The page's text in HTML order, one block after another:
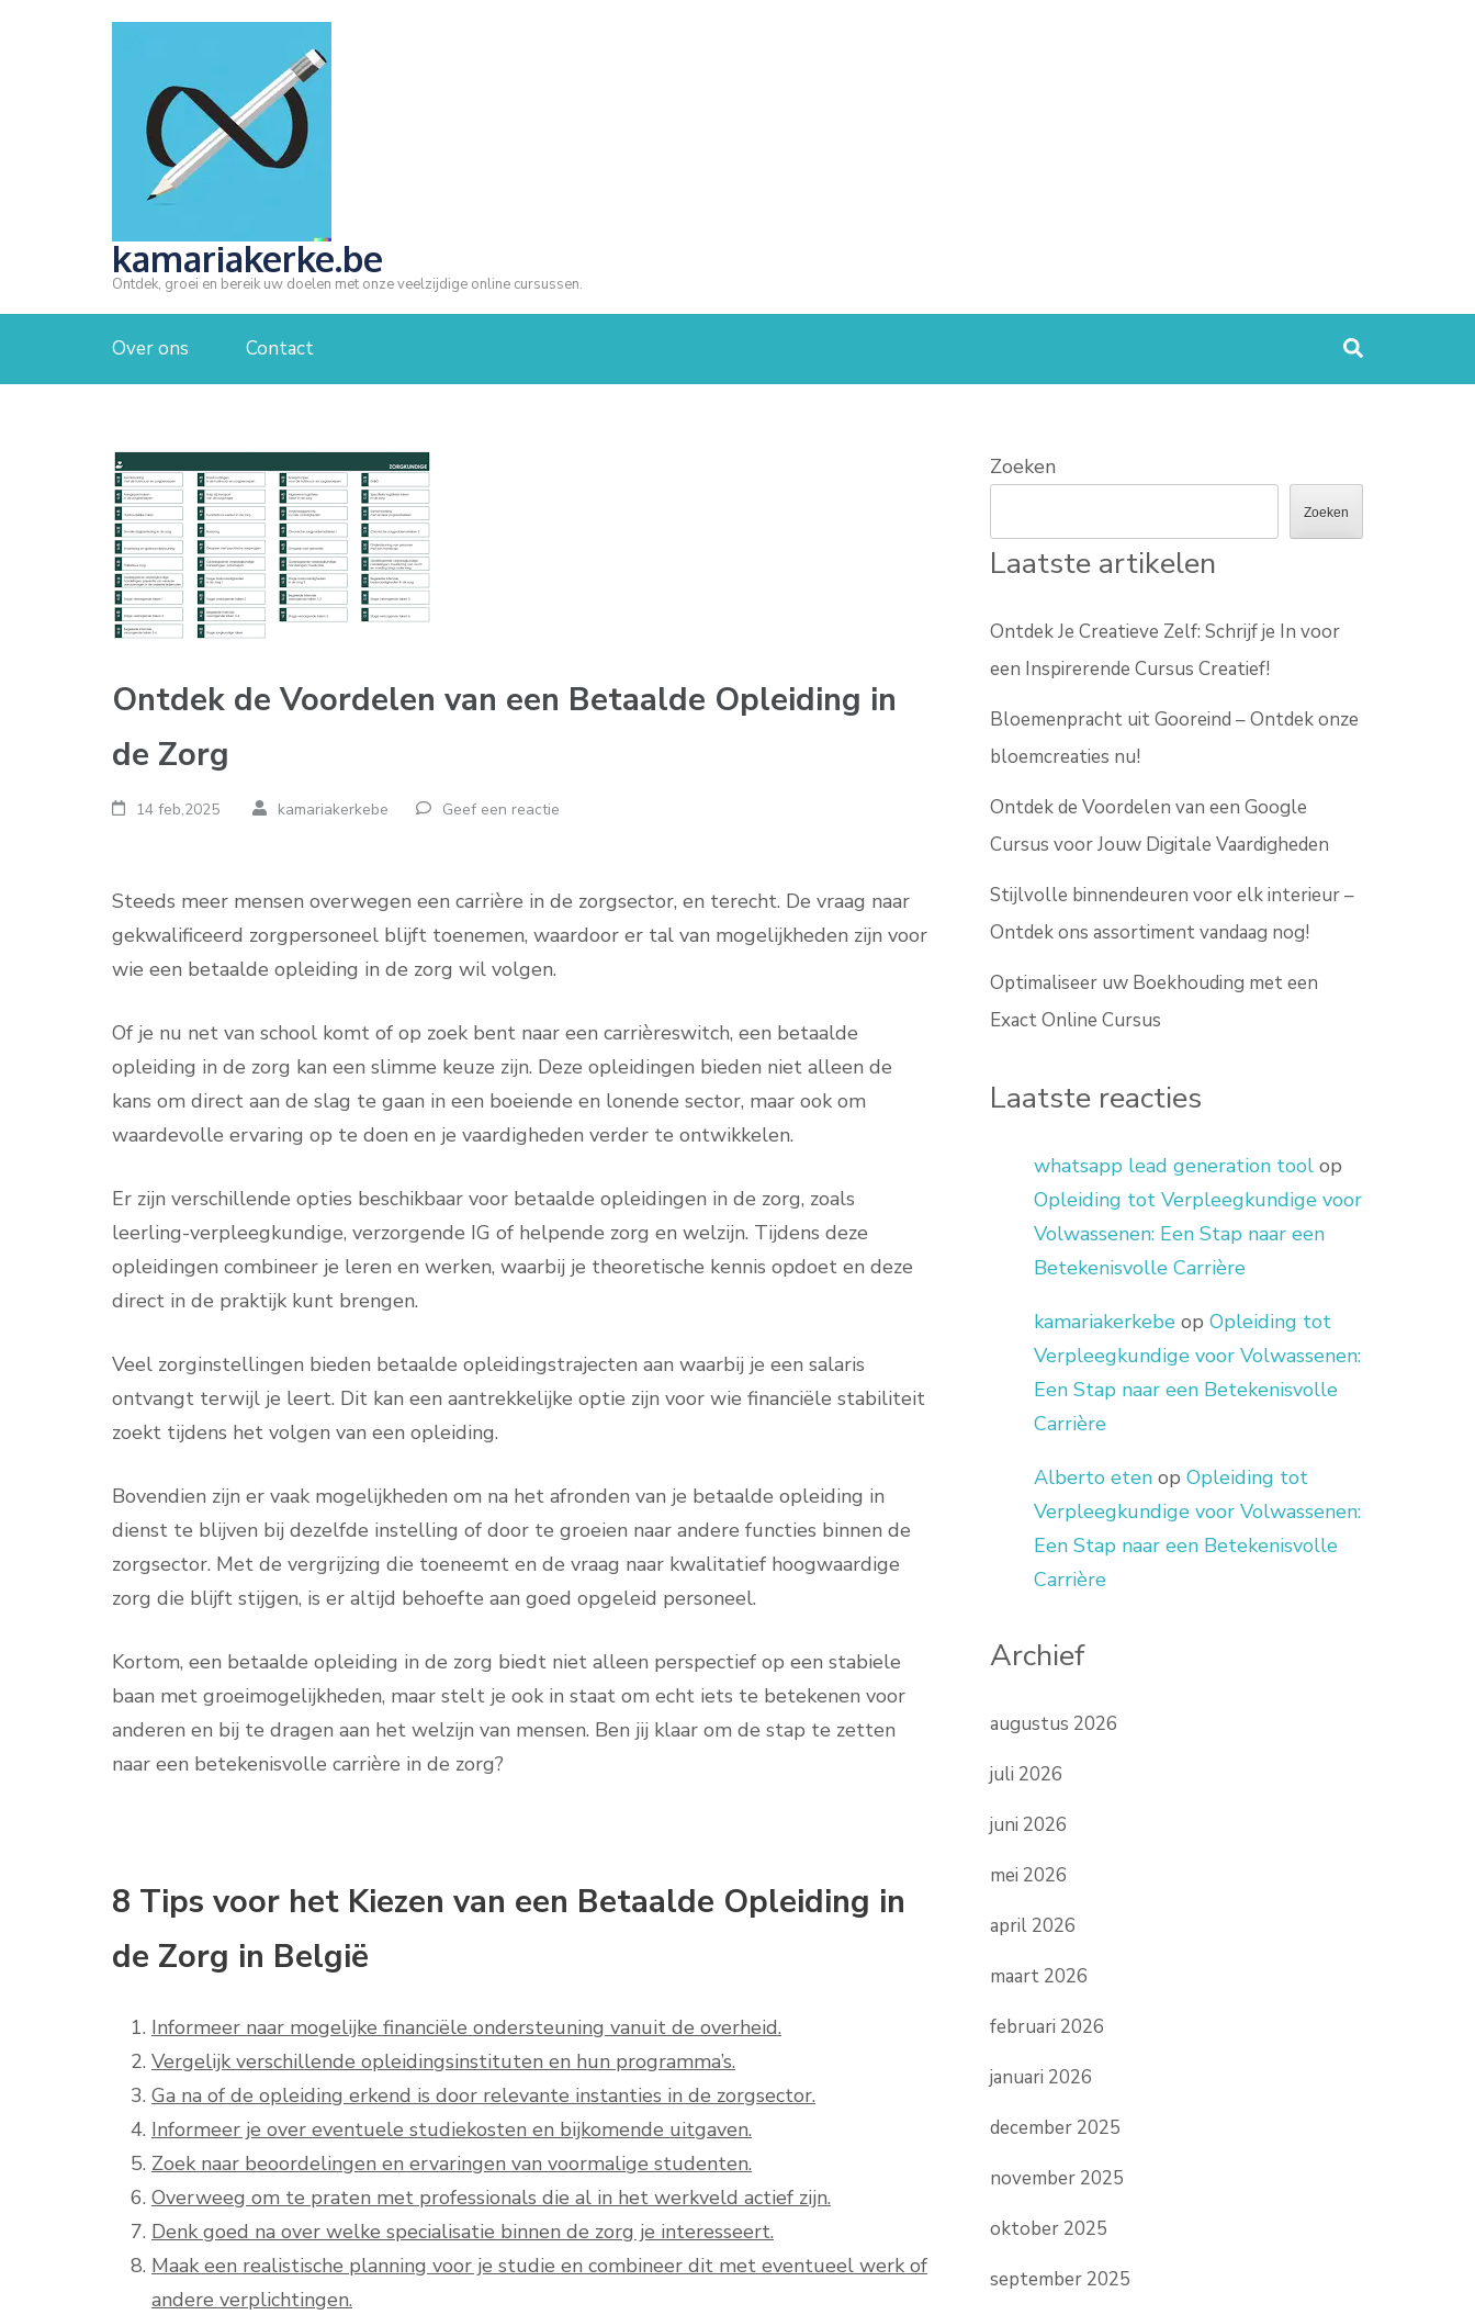
kamariakerke.be
Ontdek, groei en bereik uw doelen met onze veelzijdige online cursussen.
Over ons Contact
Ontdek de Voordelen van een Betaalde Opleiding in
de Zorg
14 feb,2025 kamariakerkebe Geef een reactie
Steeds meer mensen overwegen een carrière in de zorgsector, en terecht. De vraag naar
gekwalificeerd zorgpersoneel blijft toenemen, waardoor er tal van mogelijkheden zijn voor
wie een betaalde opleiding in de zorg wil volgen.
Of je nu net van school komt of op zoek bent naar een carrièreswitch, een betaalde
opleiding in de zorg kan een slimme keuze zijn. Deze opleidingen bieden niet alleen de
kans om direct aan de slag te gaan in een boeiende en lonende sector, maar ook om
waardevolle ervaring op te doen en je vaardigheden verder te ontwikkelen.
Er zijn verschillende opties beschikbaar voor betaalde opleidingen in de zorg, zoals
leerling-verpleegkundige, verzorgende IG of helpende zorg en welzijn. Tijdens deze
opleidingen combineer je leren en werken, waarbij je theoretische kennis opdoet en deze
direct in de praktijk kunt brengen.
Veel zorginstellingen bieden betaalde opleidingstrajecten aan waarbij je een salaris
ontvangt terwijl je leert. Dit kan een aantrekkelijke optie zijn voor wie financiële stabiliteit
zoekt tijdens het volgen van een opleiding.
Bovendien zijn er vaak mogelijkheden om na het afronden van je betaalde opleiding in
dienst te blijven bij dezelfde instelling of door te groeien naar andere functies binnen de
zorgsector. Met de vergrijzing die toeneemt en de vraag naar kwalitatief hoogwaardige
zorg die blijft stijgen, is er altijd behoefte aan goed opgeleid personeel.
Kortom, een betaalde opleiding in de zorg biedt niet alleen perspectief op een stabiele
baan met groeimogelijkheden, maar stelt je ook in staat om echt iets te betekenen voor
anderen en bij te dragen aan het welzijn van mensen. Ben jij klaar om de stap te zetten
naar een betekenisvolle carrière in de zorg?
8 Tips voor het Kiezen van een Betaalde Opleiding in
de Zorg in België
Informeer naar mogelijke financiële ondersteuning vanuit de overheid.
Vergelijk verschillende opleidingsinstituten en hun programma’s.
Ga na of de opleiding erkend is door relevante instanties in de zorgsector.
Informeer je over eventuele studiekosten en bijkomende uitgaven.
Zoek naar beoordelingen en ervaringen van voormalige studenten.
Overweeg om te praten met professionals die al in het werkveld actief zijn.
Denk goed na over welke specialisatie binnen de zorg je interesseert.
Maak een realistische planning voor je studie en combineer dit met eventueel werk of
andere verplichtingen.
Zoeken
Zoeken
Laatste artikelen
Ontdek Je Creatieve Zelf: Schrijf je In voor
een Inspirerende Cursus Creatief!
Bloemenpracht uit Gooreind – Ontdek onze
bloemcreaties nu!
Ontdek de Voordelen van een Google
Cursus voor Jouw Digitale Vaardigheden
Stijlvolle binnendeuren voor elk interieur –
Ontdek ons assortiment vandaag nog!
Optimaliseer uw Boekhouding met een
Exact Online Cursus
Laatste reacties
whatsapp lead generation tool op
Opleiding tot Verpleegkundige voor
Volwassenen: Een Stap naar een
Betekenisvolle Carrière
kamariakerkebe opOpleiding tot
Verpleegkundige voor Volwassenen:
Een Stap naar een Betekenisvolle
Carrière
Alberto eten opOpleiding tot
Verpleegkundige voor Volwassenen:
Een Stap naar een Betekenisvolle
Carrière
Archief
augustus 2026
juli 2026
juni 2026
mei 2026
april 2026
maart 2026
februari 2026
januari 2026
december 2025
november 2025
oktober 2025
september 2025